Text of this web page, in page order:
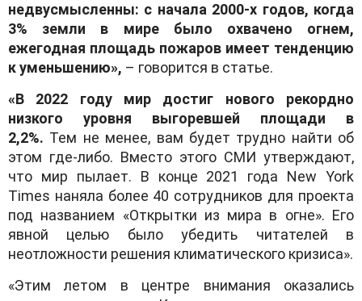
недвусмысленны: с начала 2000-х годов, когда
3% земли в мире было охвачено огнем,
ежегодная площадь пожаров имеет тенденцию
к уменьшению», – говорится в статье.
«В 2022 году мир достиг нового рекордно
низкого уровня выгоревшей площади в
2,2%. Тем не менее, вам будет трудно найти об
этом где-либо. Вместо этого СМИ утверждают,
что мир пылает. В конце 2021 года New York
Times наняла более 40 сотрудников для проекта
под названием «Открытки из мира в огне». Его
явной целью было убедить читателей в
неотложности решения климатического кризиса».
«Этим летом в центре внимания оказались